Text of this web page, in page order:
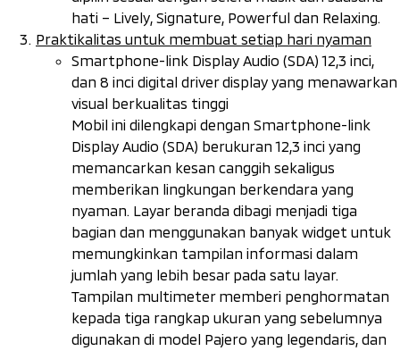
hati – Lively, Signature, Powerful dan Relaxing.
Praktikalitas untuk membuat setiap hari nyaman
Smartphone-link Display Audio (SDA) 12,3 inci,
dan 8 inci digital driver display yang menawarkan
visual berkualitas tinggi
Mobil ini dilengkapi dengan Smartphone-link
Display Audio (SDA) berukuran 12,3 inci yang
memancarkan kesan canggih sekaligus
memberikan lingkungan berkendara yang
nyaman. Layar beranda dibagi menjadi tiga
bagian dan menggunakan banyak widget untuk
memungkinkan tampilan informasi dalam
jumlah yang lebih besar pada satu layar.
Tampilan multimeter memberi penghormatan
kepada tiga rangkap ukuran yang sebelumnya
digunakan di model Pajero yang legendaris, dan